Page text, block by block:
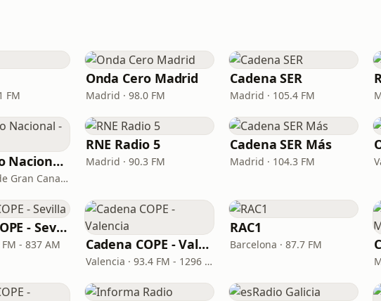
FM
Onda Cero Madrid
Madrid · 98.0 FM
Cadena SER
Madrid · 105.4 FM
RNE Radio Nacional - Canarias
Las Palmas de Gran Canaria · 92.8 FM
RNE Radio 5
Madrid · 90.3 FM
Cadena SER Más
Madrid · 104.3 FM
Cadena COPE - Sevilla
- 837 AM Cadena COPE - Valencia
Valencia · 93.4 FM - 1296 AM
RAC1
Barcelona · 87.7 FM